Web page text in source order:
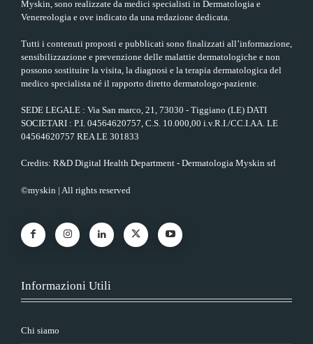
Myskin, sono realizzate da medici specialisti in Dermatologia e
Venereologia e ove indicato da una redazione dedicata.
Tutti i contenuti proposti e pubblicati sono finalizzati all’informazione,
sensibilizzazione e prevenzione delle malattie dermatologiche e non
possono sostituire la visita, la diagnosi e la terapia dermatologica del
medico specialista né il rapporto diretto dermatologo-paziente.
SEDE LEGALE : Via San marco, 21, 73030 - Tiggiano (LE) DATI
SOCIETARI : P.I. 04564620757, C.S. 10.000,00 i.v.R.I./CC.I.AA. LE
04564620757 REA LE 301833
Credits: R&D Digital Health Department - Dermatologia Myskin srl
©myskin | All rights reserved
Informazioni Utili
Chi siamo